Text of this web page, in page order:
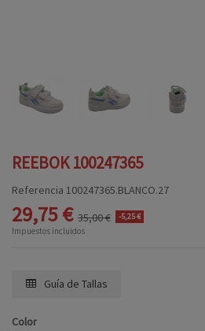
REEBOK 100247365
Referencia 100247365.BLANCO.27
29,75 € 35,00 € -5,25 €
Impuestos incluidos
Guía de Tallas
Color